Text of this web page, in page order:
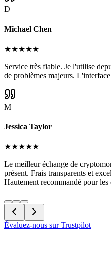
D
Michael Chen
★★★★★
Service très fiable. Je l'utilise
de problèmes majeurs.
M
Jessica Taylor
★★★★★
Le meilleur échange de
présent. Frais transparents et
Hautement recommandé pour
Évaluez-nous sur Trustpilot